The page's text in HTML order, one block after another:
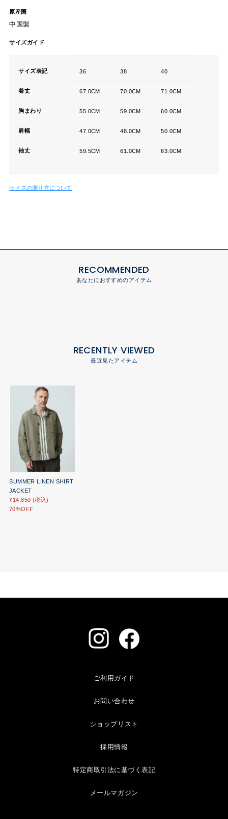
原産国
中国製
サイズガイド
サイズ表記 36 38 40
着丈 67.0CM 70.0CM 71.0CM
胸まわり 55.0CM 59.0CM 60.0CM
肩幅 47.0CM 48.0CM 50.0CM
袖丈 59.5CM 61.0CM 63.0CM
サイズの測り方について
RECOMMENDED
あなたにおすすめのアイテム
RECENTLY VIEWED
最近見たアイテム
SUMMER LINEN SHIRT
JACKET
¥14,850 (税込)
70%OFF
ご利用ガイド
お問い合わせ
ショップリスト
採用情報
特定商取引法に基づく表記
メールマガジン